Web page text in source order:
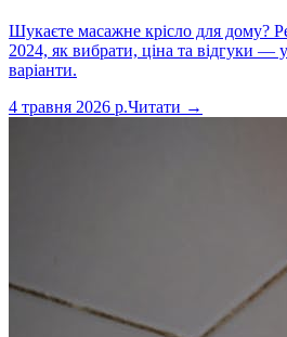
Шукаєте масажне крісло для дому?
2024, як вибрати, ціна та відгуки —
варіанти.
4 травня 2026 р.Читати →